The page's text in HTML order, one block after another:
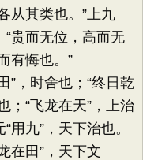
从其类也。”上九
“贵而无位，高而无
有悔也。”
，时舍也；“终日乾
；“飞龙在天”，上治
用九”，天下治也。
在田”，天下文